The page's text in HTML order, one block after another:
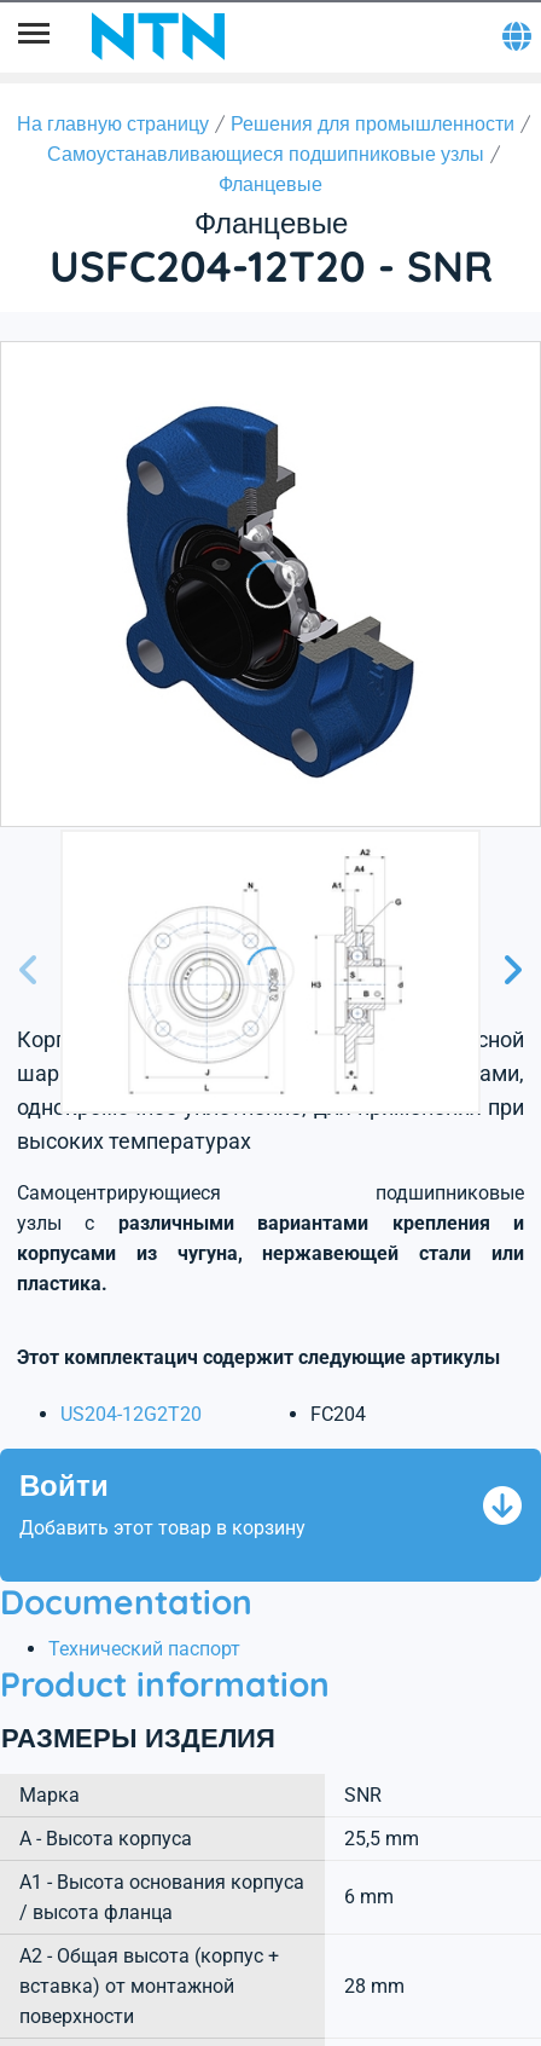
На главную страницу
Решения для промышленности
Самоустанавливающиеся подшипниковые узлы
Фланцевые
Фланцевые
USFC204-12T20 - SNR
Корпус из серого чугуна, радиальный корпусной
шарикоподшипник с установочными винтами,
однокромочное уплотнение, для применения при
высоких температурах
Самоцентрирующиеся подшипниковые
узлы с различными вариантами крепления и
корпусами из чугуна, нержавеющей стали или
пластика.
Этот комплектацич содержит следующие артикулы
US204-12G2T20 FC204
Войти
Добавить этот товар в корзину
Documentation
Технический паспорт
Product information
РАЗМЕРЫ ИЗДЕЛИЯ
Марка
SNR
А - Высота корпуса
25,5 mm
A1 - Высота основания корпуса
/ высота фланца
6 mm
A2 - Общая высота (корпус +
вставка) от монтажной
поверхности
28 mm